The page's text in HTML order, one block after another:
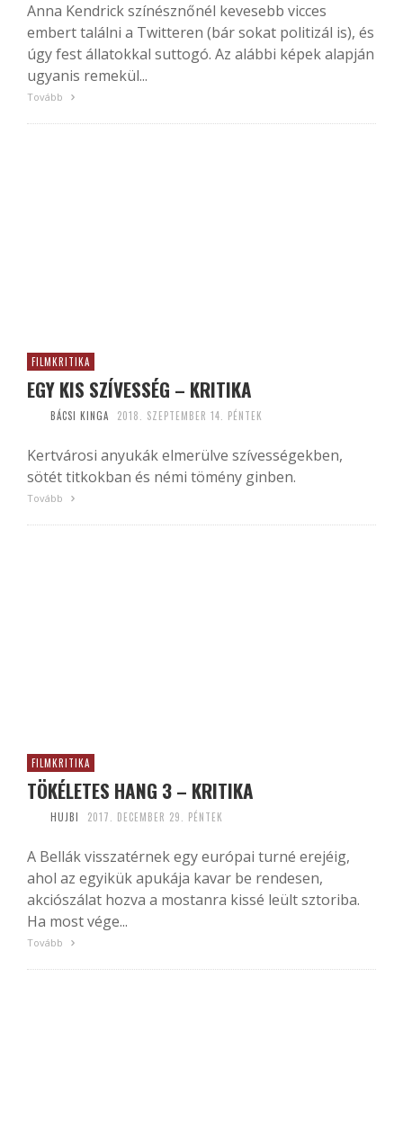
Anna Kendrick színésznőnél kevesebb vicces
embert találni a Twitteren (bár sokat politizál is), és
úgy fest állatokkal suttogó. Az alábbi képek alapján
ugyanis remekül...
Tovább
FILMKRITIKA
EGY KIS SZÍVESSÉG – KRITIKA
BÁCSI KINGA 2018. SZEPTEMBER 14. PÉNTEK
Kertvárosi anyukák elmerülve szívességekben,
sötét titkokban és némi tömény ginben.
Tovább
FILMKRITIKA
TÖKÉLETES HANG 3 – KRITIKA
HUJBI 2017. DECEMBER 29. PÉNTEK
A Bellák visszatérnek egy európai turné erejéig,
ahol az egyikük apukája kavar be rendesen,
akciószálat hozva a mostanra kissé leült sztoriba.
Ha most vége...
Tovább